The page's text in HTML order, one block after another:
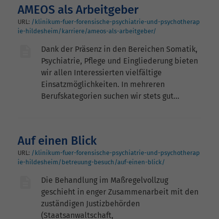
AMEOS als Arbeitgeber
URL: /klinikum-fuer-forensische-psychiatrie-und-psychotherap
ie-hildesheim/karriere/ameos-als-arbeitgeber/
Dank der Präsenz in den Bereichen Somatik,
Psychiatrie, Pflege und Eingliederung bieten
wir allen Interessierten vielfältige
Einsatzmöglichkeiten. In mehreren
Berufskategorien suchen wir stets gut…
Auf einen Blick
URL: /klinikum-fuer-forensische-psychiatrie-und-psychotherap
ie-hildesheim/betreuung-besuch/auf-einen-blick/
Die Behandlung im Maßregelvollzug
geschieht in enger Zusammenarbeit mit den
zuständigen Justizbehörden
(Staatsanwaltschaft,